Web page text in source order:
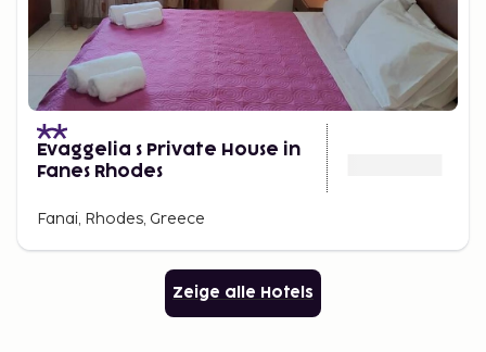
Evaggelia s Private House in
Fanes Rhodes
Fanai, Rhodes, Greece
Zeige alle Hotels